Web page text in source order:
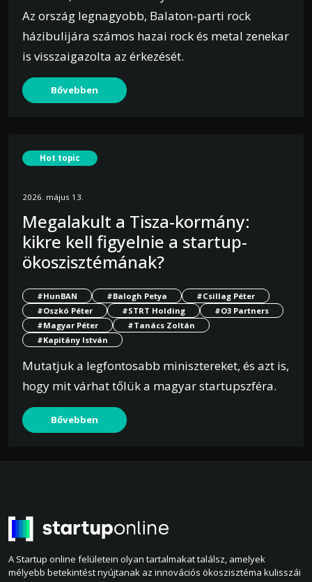
Az ország legnagyobb, Balaton-parti rock
házibulijára számos hazai rock és metal zenekar
is visszaigazolta az érkezését.
Bővebben
Hot topic
2026. május 13.
Megalakult a Tisza-kormány:
kikre kell figyelnie a startup-
ökoszisztémának?
#HunBAN #Balogh Petya
#Csillag Péter
#Oszkó Péter
#STRT Holding
#O3 Partners
#Magyar Péter
#Tanács Zoltán
#Kapitány István
Mutatjuk a legfontosabb minisztereket, és azt is,
hogy mit várhat tőlük a magyar startupszféra.
Bővebben
A Startup online felületein olyan tartalmakat találsz, amelyek
mélyebb betekintést nyújtanak az innovációs ökoszisztéma kulisszái